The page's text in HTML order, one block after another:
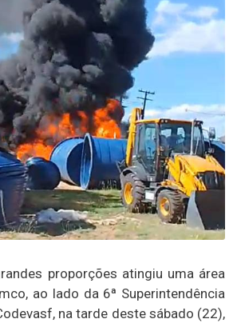
proporções atingiu uma área
ao lado da 6ª Superintendência
na tarde deste sábado (22),